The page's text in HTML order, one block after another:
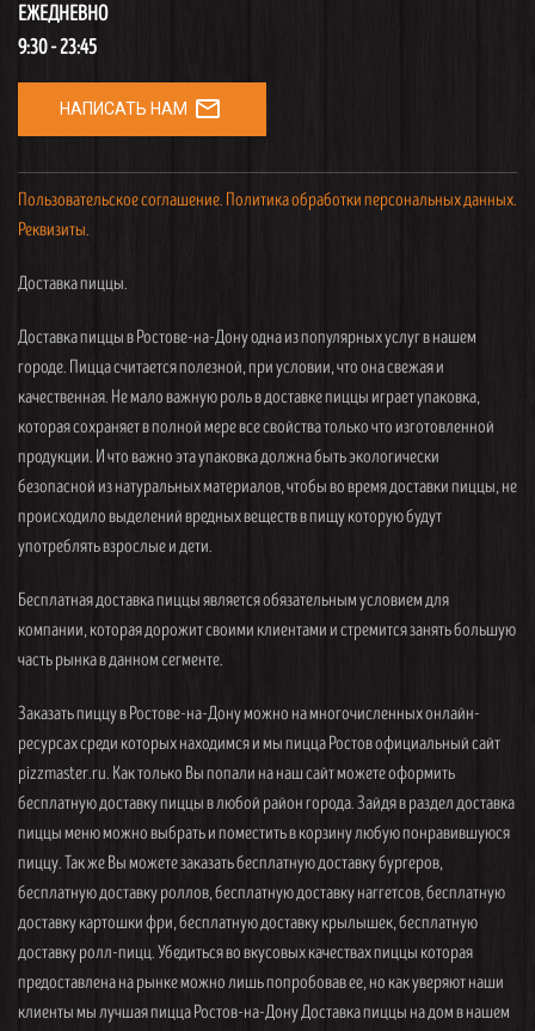
ЕЖЕДНЕВНО
9:30 - 23:45
НАПИСАТЬ НАМ mail_outline
Пользовательское соглашение. Политика обработки персональных данных.
Реквизиты.
Доставка пиццы.
Доставка пиццы в Ростове-на-Дону одна из популярных услуг в нашем
городе. Пицца считается полезной, при условии, что она свежая и
качественная. Не мало важную роль в доставке пиццы играет упаковка,
которая сохраняет в полной мере все свойства только что изготовленной
продукции. И что важно эта упаковка должна быть экологически
безопасной из натуральных материалов, чтобы во время доставки пиццы, не
происходило выделений вредных веществ в пищу которую будут
употреблять взрослые и дети.
Бесплатная доставка пиццы является обязательным условием для
компании, которая дорожит своими клиентами и стремится занять большую
часть рынка в данном сегменте.
Заказать пиццу в Ростове-на-Дону можно на многочисленных онлайн-
ресурсах среди которых находимся и мы пицца Ростов официальный сайт
pizzmaster.ru. Как только Вы попали на наш сайт можете оформить
бесплатную доставку пиццы в любой район города. Зайдя в раздел доставка
пиццы меню можно выбрать и поместить в корзину любую понравившуюся
пиццу. Так же Вы можете заказать бесплатную доставку бургеров,
бесплатную доставку роллов, бесплатную доставку наггетсов, бесплатную
доставку картошки фри, бесплатную доставку крылышек, бесплатную
доставку ролл-пицц. Убедиться во вкусовых качествах пиццы которая
предоставлена на рынке можно лишь попробовав ее, но как уверяют наши
клиенты мы лучшая пицца Ростов-на-Дону Доставка пиццы на дом в нашем